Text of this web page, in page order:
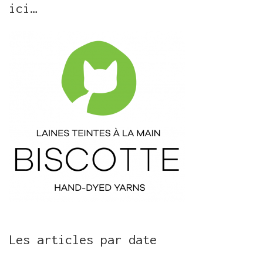
ici…
Les articles par date